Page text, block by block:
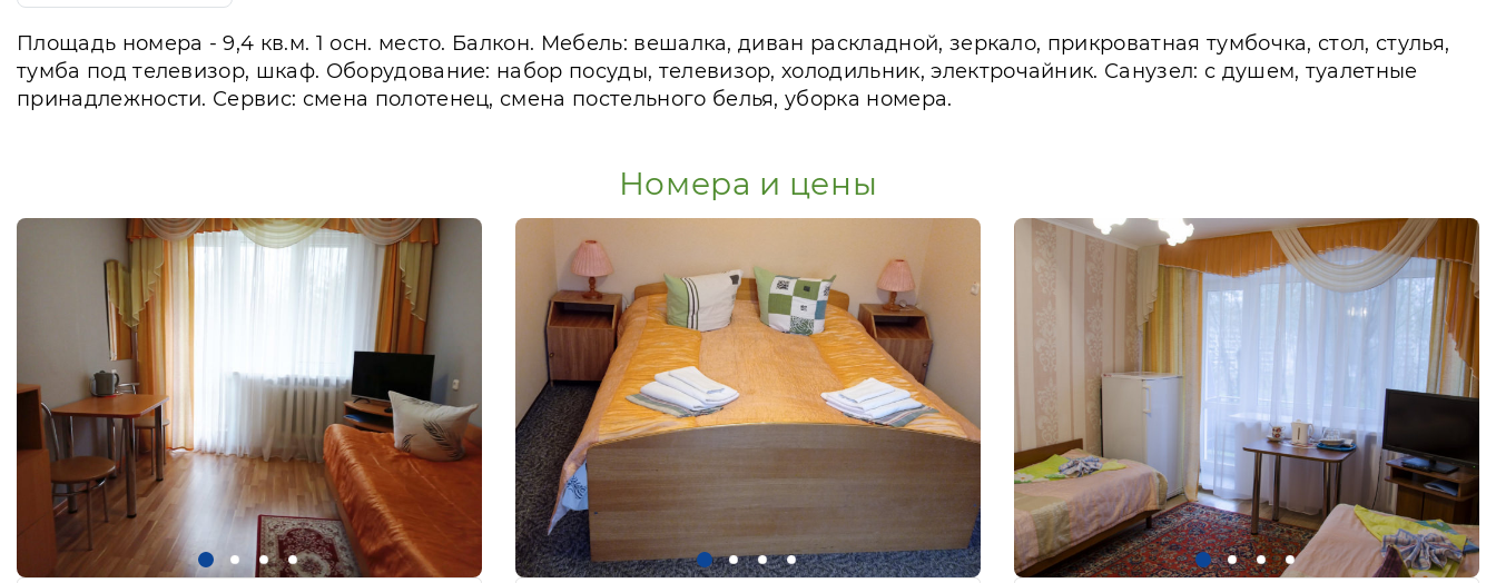
Площадь номера - 9,4 кв.м. 1 осн. место. Балкон. Мебель: вешалка, диван раскладной, зеркало, прикроватная тумбочка, стол, стулья,
тумба под телевизор, шкаф. Оборудование: набор посуды, телевизор, холодильник, электрочайник. Санузел: с душем, туалетные
принадлежности. Сервис: смена полотенец, смена постельного белья, уборка номера.
Номера и цены